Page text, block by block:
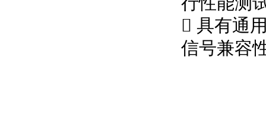
 具有通
信号兼容